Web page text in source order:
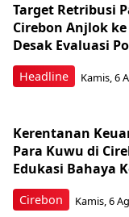
Headline
Target Retribusi
Cirebon Anjlok ke
Desak Evaluasi
Kamis, 6
Cirebon
Kerentanan
Para Kuwu di
Edukasi Bahaya
Kamis, 6